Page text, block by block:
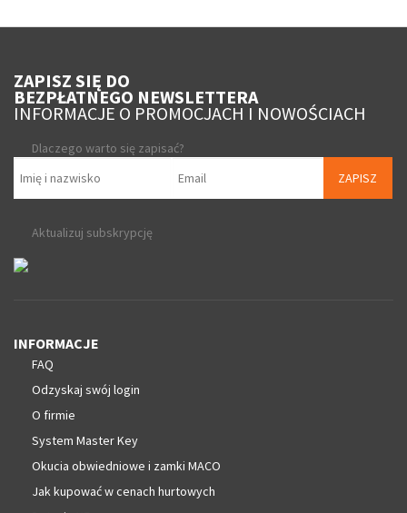
ZAPISZ SIĘ DO
BEZPŁATNEGO NEWSLETTERA
INFORMACJE O PROMOCJACH I NOWOŚCIACH
Dlaczego warto się zapisać?
ZAPISZ
Aktualizuj subskrypcję
INFORMACJE
FAQ
Odzyskaj swój login
O firmie
System Master Key
Okucia obwiedniowe i zamki MACO
Jak kupować w cenach hurtowych